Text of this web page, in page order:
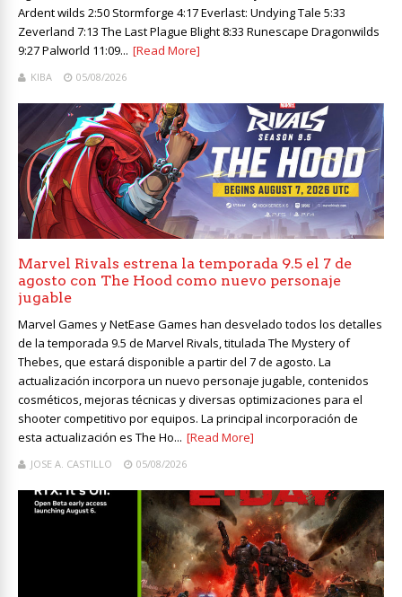
Ardent wilds 2:50 Stormforge 4:17 Everlast: Undying Tale 5:33
Zeverland 7:13 The Last Plague Blight 8:33 Runescape Dragonwilds
9:27 Palworld 11:09... [Read More]
KIBA 05/08/2026
Marvel Rivals estrena la temporada 9.5 el 7 de
agosto con The Hood como nuevo personaje
jugable
Marvel Games y NetEase Games han desvelado todos los detalles
de la temporada 9.5 de Marvel Rivals, titulada The Mystery of
Thebes, que estará disponible a partir del 7 de agosto. La
actualización incorpora un nuevo personaje jugable, contenidos
cosméticos, mejoras técnicas y diversas optimizaciones para el
shooter competitivo por equipos. La principal incorporación de
esta actualización es The Ho... [Read More]
JOSE A. CASTILLO 05/08/2026